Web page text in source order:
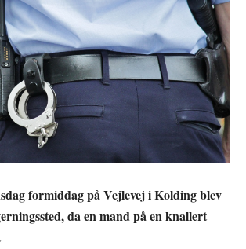
formiddag på Vejlevej i Kolding blev
da en mand på en knallert